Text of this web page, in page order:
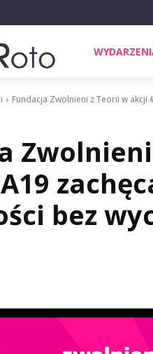
Fundacja Zwolnieni z Teorii w akcji
bez